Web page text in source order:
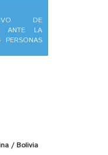
DE
ANTE LA
/ Bolivia